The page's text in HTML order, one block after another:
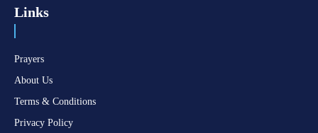
Links
Prayers
About Us
Terms & Conditions
Privacy Policy